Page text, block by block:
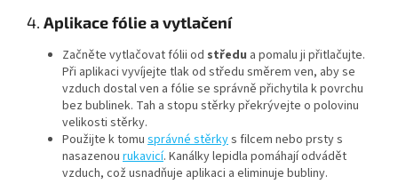
4. Aplikace fólie a vytlačení
Začněte vytlačovat fólii od středu a pomalu ji přitlačujte.
Při aplikaci vyvíjejte tlak od středu směrem ven, aby se
vzduch dostal ven a fólie se správně přichytila k povrchu
bez bublinek. Tah a stopu stěrky překrývejte o polovinu
velikosti stěrky.
Použijte k tomu správné stěrkys filcem nebo prsty s
nasazenou rukavicí. Kanálky lepidla pomáhají odvádět
vzduch, což usnadňuje aplikaci a eliminuje bubliny.